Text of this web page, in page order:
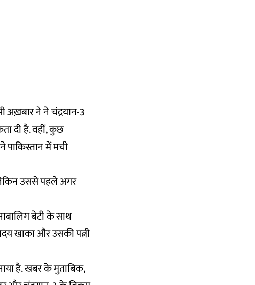
अख़बार ने ने चंद्रयान-3
दी है. वहीं, कुछ
पाकिस्तान में मची
उससे पहले अगर
बेटी के साथ
खाका और उसकी पत्नी
है. खबर के मुताबिक,